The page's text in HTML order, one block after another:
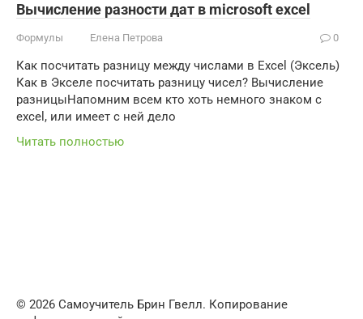
Вычисление разности дат в microsoft excel
Формулы Елена Петрова 0
Как посчитать разницу между числами в Excel (Эксель)
Как в Экселе посчитать разницу чисел? Вычисление
разницыНапомним всем кто хоть немного знаком с
excel, или имеет с ней дело
Читать полностью
© 2026 Самоучитель Брин Гвелл. Копирование